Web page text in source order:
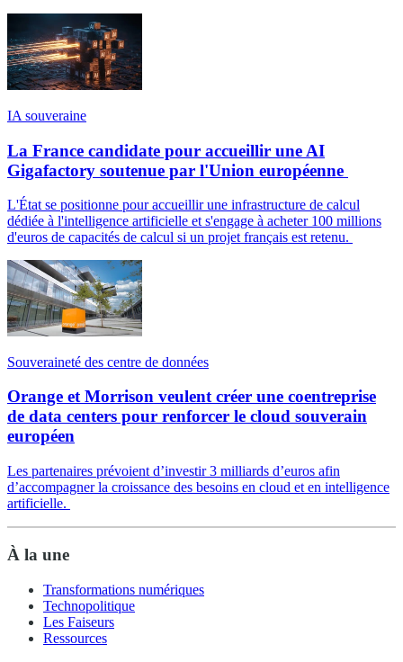
IA souveraine
La France candidate pour accueillir une AI
Gigafactory soutenue par l'Union européenne
L'État se positionne pour accueillir une infrastructure de calcul
dédiée à l'intelligence artificielle et s'engage à acheter 100 millions
d'euros de capacités de calcul si un projet français est retenu.
Souveraineté des centre de données
Orange et Morrison veulent créer une coentreprise
de data centers pour renforcer le cloud souverain
européen
Les partenaires prévoient d’investir 3 milliards d’euros afin
d’accompagner la croissance des besoins en cloud et en intelligence
artificielle.
À la une
Transformations numériques
Technopolitique
Les Faiseurs
Ressources